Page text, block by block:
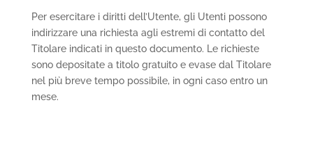
Per esercitare i diritti dell’Utente, gli Utenti possono
indirizzare una richiesta agli estremi di contatto del
Titolare indicati in questo documento. Le richieste
sono depositate a titolo gratuito e evase dal Titolare
nel più breve tempo possibile, in ogni caso entro un
mese.